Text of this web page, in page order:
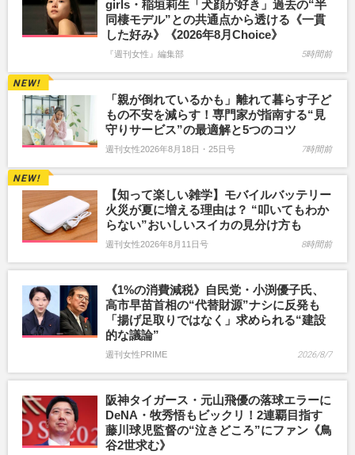
girls・稲垣莉生「犬顔が好き」過去の“半
同棲モデル”との共通点から透ける《一貫
した好み》《2026年8月Choice》
『週刊女性』編集部 5時間前
「親が倒れているかも」離れて暮らす子ど
もの不安を減らす！専門家が指南する“見
守りサービス”の最適解と5つのコツ
週刊女性2026年8月18日・25日号 7時間前
【知って楽しい雑学】モバイルバッテリー
火災が夏に増える理由は？ “叩いてもわか
らない”おいしいスイカの見分け方も
週刊女性2026年8月11日号 8時間前
《1%の消費減税》自民党・小渕優子氏、
高市早苗首相の“代替財源”ナシに反発も
「揚げ足取りではなく」求められる“建設
的な議論”
週刊女性PRIME 2026/8/7
阪神タイガース・元山飛優の落球エラーに
DeNA・牧秀悟もビックリ！2連覇目指す
藤川球児監督の“泣きどころ”にファン《鳥
谷2世求む》